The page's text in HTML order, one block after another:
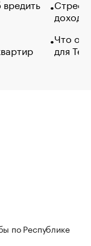
Что
для
по Республике